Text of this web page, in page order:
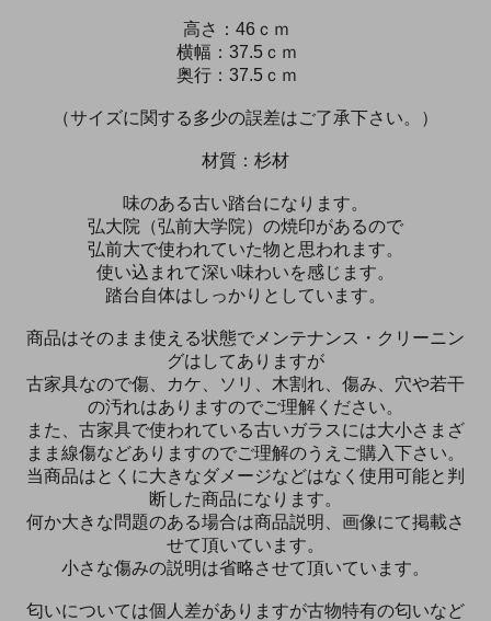
高さ：46ｃｍ
横幅：37.5ｃｍ
奥行：37.5ｃｍ
（サイズに関する多少の誤差はご了承下さい。）
材質：杉材
味のある古い踏台になります。
弘大院（弘前大学院）の焼印があるので
弘前大で使われていた物と思われます。
使い込まれて深い味わいを感じます。
踏台自体はしっかりとしています。
商品はそのまま使える状態でメンテナンス・クリーニン
グはしてありますが
古家具なので傷、カケ、ソリ、木割れ、傷み、穴や若干
の汚れはありますのでご理解ください。
また、古家具で使われている古いガラスには大小さまざ
まま線傷などありますのでご理解のうえご購入下さい。
当商品はとくに大きなダメージなどはなく使用可能と判
断した商品になります。
何か大きな問題のある場合は商品説明、画像にて掲載さ
せて頂いています。
小さな傷みの説明は省略させて頂いています。
匂いについては個人差がありますが古物特有の匂いなど